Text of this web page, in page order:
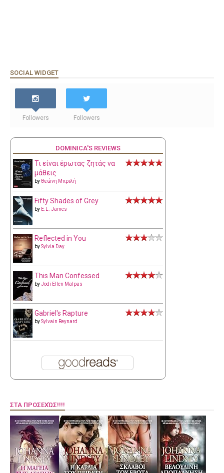
SOCIAL WIDGET
Followers Followers
DOMINICA'S REVIEWS
Τι είναι έρωτας ζητάς να
μάθεις
byΘεώνη Μπριλή
Fifty Shades of Grey
by E.L. James
Reflected in You
bySylvia Day
This Man Confessed
byJodi Ellen Malpas
Gabriel's Rapture
bySylvain Reynard
ΣΤΑ ΠΡΟΣΕΧΏΣ!!!!